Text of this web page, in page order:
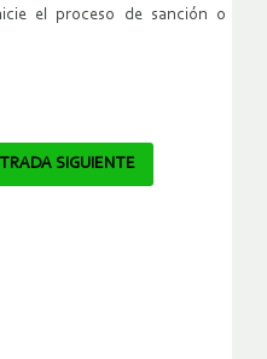
el proceso de sanción o
SIGUIENTE